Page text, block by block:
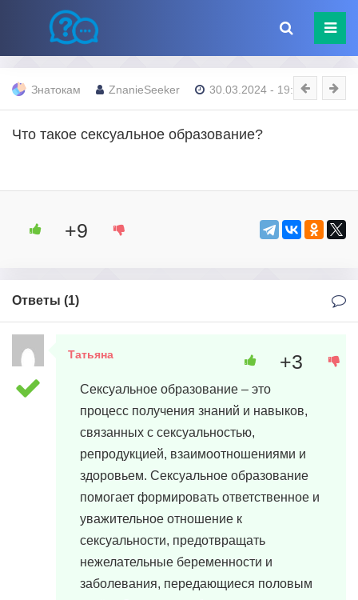
Знатокам ZnanieSeeker 30.03.2024 - 19:41
Что такое сексуальное образование?
+9
Ответы (1)
Татьяна
Сексуальное образование – это
процесс получения знаний и навыков,
связанных с сексуальностью,
репродукцией, взаимоотношениями и
здоровьем. Сексуальное образование
помогает формировать ответственное и
уважительное отношение к
сексуальности, предотвращать
нежелательные беременности и
заболевания, передающиеся половым
+3